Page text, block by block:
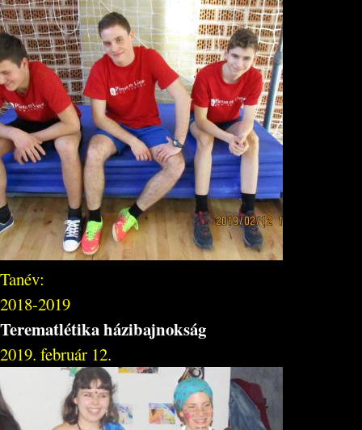
Tanév:
2018-2019
Terematlétika házibajnokság
2019. február 12.